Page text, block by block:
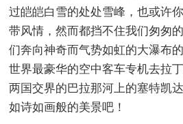
过皑皑白雪的处处雪峰，也或许
带风情，然而都挡不住我们匆匆
们奔向神奇而气势如虹的大瀑布
世界最豪华的空中客车专机去拉
两国交界的巴拉那河上的塞特凯
如诗如画般的美景吧！